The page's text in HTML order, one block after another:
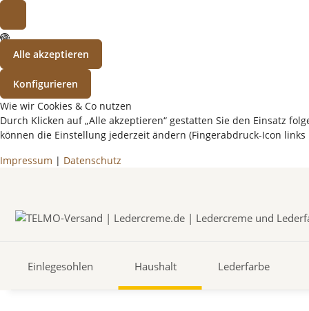
Alle akzeptieren
Konfigurieren
Wie wir Cookies & Co nutzen
Durch Klicken auf „Alle akzeptieren“ gestatten Sie den Einsatz
können die Einstellung jederzeit ändern (Fingerabdruck-Icon
Impressum | Datenschutz
Einlegesohlen Haushalt Lederfarbe